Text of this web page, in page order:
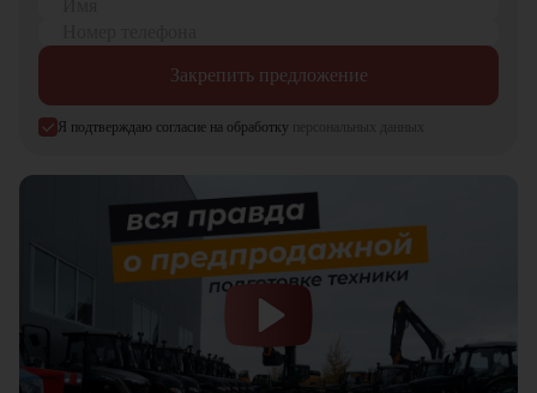
погрузчиков, малой складской техники, навесного оборудования,
запчасти для долгосрочной эксплуатации, профессиональные
Мы осуществляем быструю доставку по всей России и
📞 Звоните прямо сейчас для уточнения деталей и оформления
Выбирайте надежность и качество – выбирайте Nissan 01ZFJ02A
M 25U в "ЦТО"!
Закрепить предложение
Я подтверждаю согласие на обработку персональных данных